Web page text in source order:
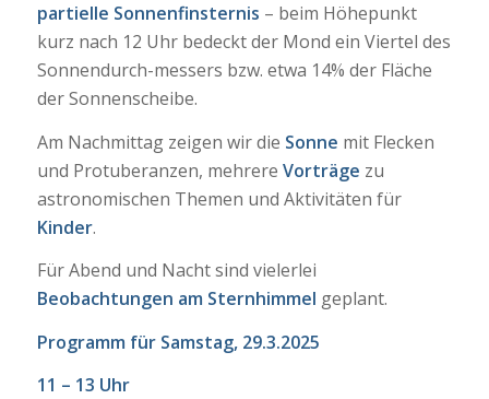
partielle Sonnenfinsternis – beim Höhepunkt
kurz nach 12 Uhr bedeckt der Mond ein Viertel des
Sonnendurch-messers bzw. etwa 14% der Fläche
der Sonnenscheibe.
Am Nachmittag zeigen wir die Sonne mit Flecken
und Protuberanzen, mehrere Vorträge zu
astronomischen Themen und Aktivitäten für
Kinder.
Für Abend und Nacht sind vielerlei
Beobachtungen am Sternhimmel geplant.
Programm für Samstag, 29.3.2025
11 – 13 Uhr